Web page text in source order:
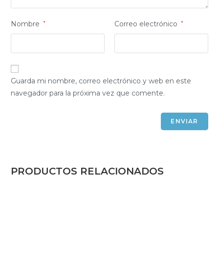
Nombre * Correo electrónico *
Guarda mi nombre, correo electrónico y web en este
navegador para la próxima vez que comente.
PRODUCTOS RELACIONADOS